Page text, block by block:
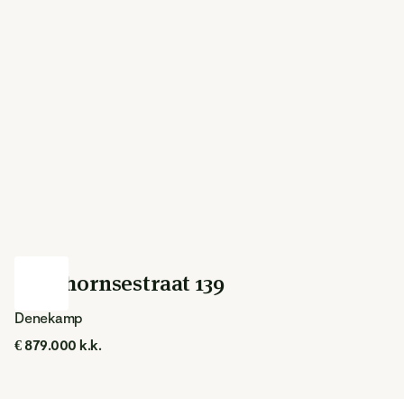
Nordhornsestraat 139
Denekamp
€ 879.000 k.k.